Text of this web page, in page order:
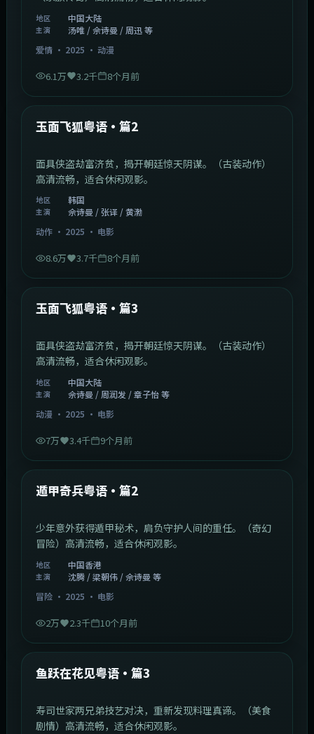
地区 中国大陆
主演
汤唯 / 佘诗曼 / 周迅 等
爱情· 2025 · 动漫
6.1万 3.2千 8个月前
最新
玉面飞狐粤语·篇2
面具侠盗劫富济贫，揭开朝廷惊天阴谋。（古装动作）
高清流畅，适合休闲观影。
地区 韩国
主演
佘诗曼 / 张译 / 黄渤
动作· 2025 · 电影
8.6万 3.7千 8个月前
最新
玉面飞狐粤语·篇3
面具侠盗劫富济贫，揭开朝廷惊天阴谋。（古装动作）
高清流畅，适合休闲观影。
地区 中国大陆
主演
佘诗曼 / 周润发 / 章子怡 等
动漫 · 2025 · 电影
7万 3.4千 9个月前
最新
遁甲奇兵粤语·篇2
少年意外获得遁甲秘术，肩负守护人间的重任。（奇幻
冒险）高清流畅，适合休闲观影。
地区 中国香港
主演
沈腾 / 梁朝伟 / 佘诗曼 等
冒险· 2025 · 电影
2万 2.3千 10个月前
最新
鱼跃在花见粤语·篇3
寿司世家两兄弟技艺对决，重新发现料理真谛。（美食
剧情）高清流畅，适合休闲观影。